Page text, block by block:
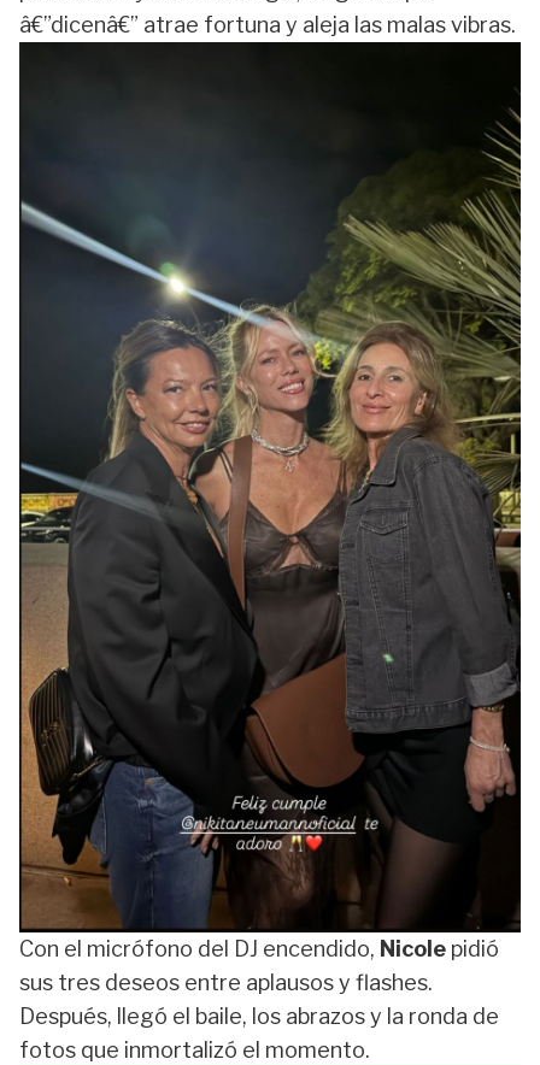
â€”dicenâ€” atrae fortuna y aleja las malas vibras.
Con el micrófono del DJ encendido, Nicole pidió
sus tres deseos entre aplausos y flashes.
Después, llegó el baile, los abrazos y la ronda de
fotos que inmortalizó el momento.